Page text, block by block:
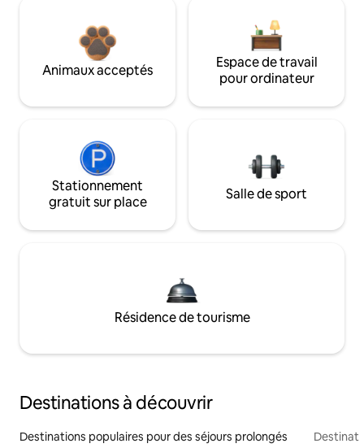
Animaux acceptés
Espace de travail
pour ordinateur
Stationnement
gratuit sur place
Salle de sport
Résidence de tourisme
Destinations à découvrir
Destinations populaires pour des séjours prolongés